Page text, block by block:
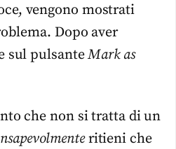
vengono mostrati
Dopo aver
sul pulsanteMark as
che non si tratta di un
ritieni che